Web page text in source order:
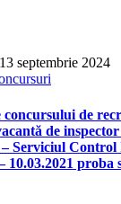
13 septembrie 2024
concursului de
de
Serviciul
10.03.2021 proba